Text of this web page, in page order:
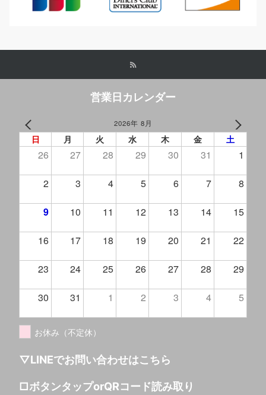
営業日カレンダー
2026年 8月
日 月 火 水 木 金 土
26 27 28 29 30 31 1
2 3 4 5 6 7 8
9 10 11 12 13 14 15
16 17 18 19 20 21 22
23 24 25 26 27 28 29
30 31 1 2 3 4 5
お休み（不定休）
▽LINEでお問い合わせはこちら
□ボタンタップorQRコード読み取り